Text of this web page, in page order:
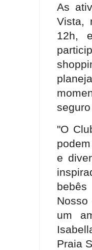
As
Vista,
12h,
"O
e
Nosso
um
Praia